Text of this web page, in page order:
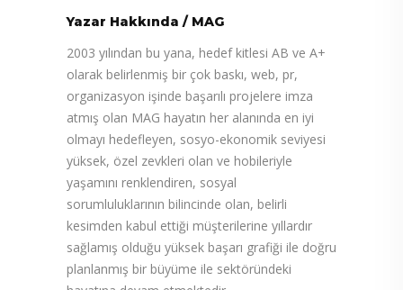
Yazar Hakkında / MAG
2003 yılından bu yana, hedef kitlesi AB ve A+
olarak belirlenmiş bir çok baskı, web, pr,
organizasyon işinde başarılı projelere imza
atmış olan MAG hayatın her alanında en iyi
olmayı hedefleyen, sosyo-ekonomik seviyesi
yüksek, özel zevkleri olan ve hobileriyle
yaşamını renklendiren, sosyal
sorumluluklarının bilincinde olan, belirli
kesimden kabul ettiği müşterilerine yıllardır
sağlamış olduğu yüksek başarı grafiği ile doğru
planlanmış bir büyüme ile sektöründeki